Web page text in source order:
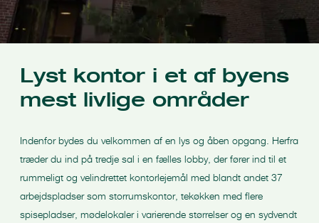
Lyst kontor i et af byens
mest livlige områder
Indenfor bydes du velkommen af en lys og åben opgang. Herfra
træder du ind på tredje sal i en fælles lobby, der fører ind til et
rummeligt og velindrettet kontorlejemål med blandt andet 37
arbejdspladser som storrumskontor, tekøkken med flere
spisepladser, mødelokaler i varierende størrelser og en sydvendt